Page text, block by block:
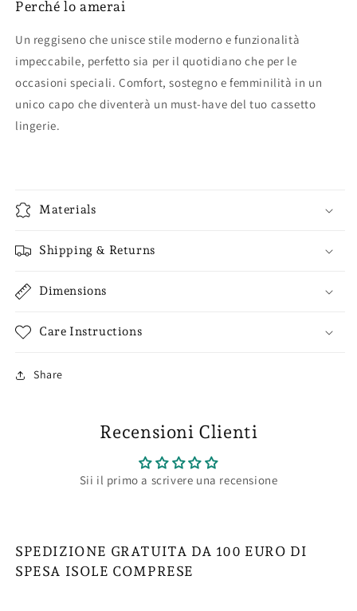
Perché lo amerai
Un reggiseno che unisce stile moderno e funzionalità
impeccabile, perfetto sia per il quotidiano che per le
occasioni speciali. Comfort, sostegno e femminilità in un
unico capo che diventerà un must-have del tuo cassetto
lingerie.
Materials
Shipping & Returns
Dimensions
Care Instructions
Share
Recensioni Clienti
Sii il primo a scrivere una recensione
SPEDIZIONE GRATUITA DA 100 EURO DI
SPESA ISOLE COMPRESE